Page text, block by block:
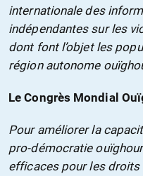
internationale des
indépendantes sur les
dont font l’objet les
région autonome
Le Congrès Mondial
Pour améliorer la
pro-démocratie
efficaces pour les droits